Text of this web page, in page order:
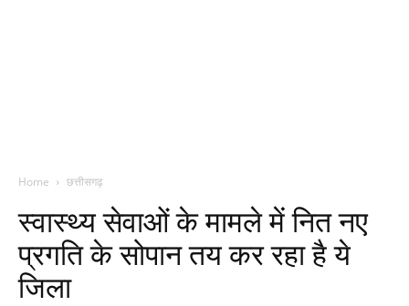
Home छत्तीसगढ़
स्वास्थ्य सेवाओं के मामले में नित नए
प्रगति के सोपान तय कर रहा है ये
जिला